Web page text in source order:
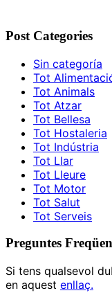
Post Categories
Sin categoría
Tot
Tot Animals
Tot Atzar
Tot Bellesa
Tot Hostaleria
Tot Indústria
Tot Llar
Tot Lleure
Tot Motor
Tot Salut
Tot Serveis
Preguntes
Si tens qualsevol
en aquest enllaç.